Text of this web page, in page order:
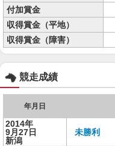
付加賞金
収得賞金（平地）
収得賞金（障害）
競走成績
年月日
2014年
9月27日
新潟
未勝利